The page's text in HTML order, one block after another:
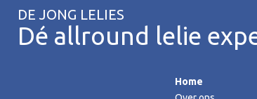
DE JONG LELIES
Dé allround lelie
Home